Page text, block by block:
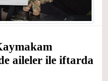
aileler ile iftarda